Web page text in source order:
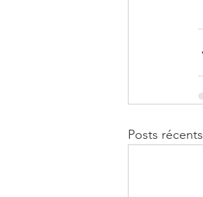
Posts récents